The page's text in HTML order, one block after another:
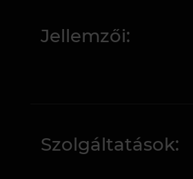
Jellemzői:
Szolgáltatások: